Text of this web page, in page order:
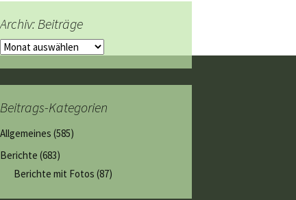
Archiv: Beiträge
Archiv:
Beitrags-Kategorien
Allgemeines (585)
Berichte (683)
Berichte mit Fotos (87)